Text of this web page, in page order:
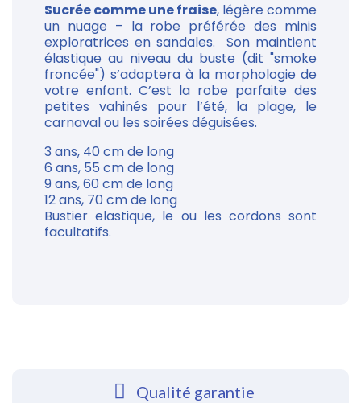
Sucrée comme une fraise, légère comme
un nuage – la robe préférée des minis
exploratrices en sandales. Son maintient
élastique au niveau du buste (dit "smoke
froncée") s’adaptera à la morphologie de
votre enfant. C’est la robe parfaite des
petites vahinés pour l’été, la plage, le
carnaval ou les soirées déguisées.
3 ans, 40 cm de long
6 ans, 55 cm de long
9 ans, 60 cm de long
12 ans, 70 cm de long
Bustier elastique, le ou les cordons sont
facultatifs.
Qualité garantie